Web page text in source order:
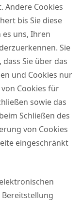
Andere Cookies
bis Sie diese
es uns, Ihren
Sie
Sie über das
und Cookies nur
Cookies für
sowie das
Schließen des
von Cookies
eingeschränkt